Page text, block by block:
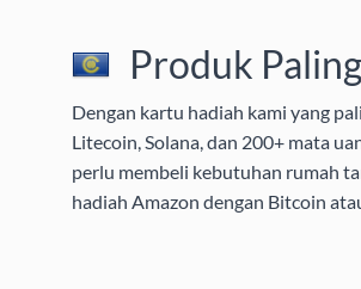
Produk
Dengan kartu hadiah kami yang
Litecoin, Solana, dan 200+ mata
perlu membeli kebutuhan rumah
hadiah Amazon dengan Bitcoin